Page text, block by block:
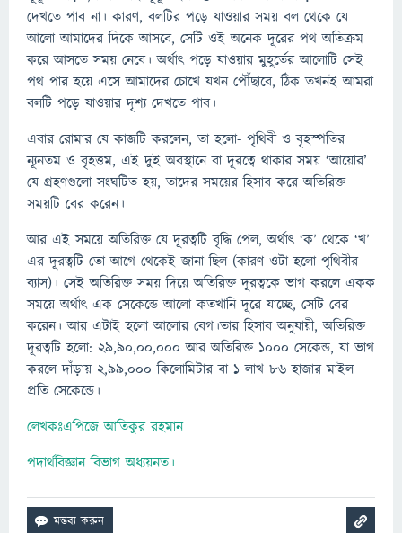
দেখতে পাব না। কারণ, বলটির পড়ে যাওয়ার সময় বল থেকে যে
আলো আমাদের দিকে আসবে, সেটি ওই অনেক দূরের পথ অতিক্রম
করে আসতে সময় নেবে। অর্থাৎ পড়ে যাওয়ার মুহূর্তের আলোটি সেই
পথ পার হয়ে এসে আমাদের চোখে যখন পৌঁছাবে, ঠিক তখনই আমরা
বলটি পড়ে যাওয়ার দৃশ্য দেখতে পাব।
এবার রোমার যে কাজটি করলেন, তা হলো- পৃথিবী ও বৃহস্পতির
ন্যূনতম ও বৃহত্তম, এই দুই অবস্থানে বা দূরত্বে থাকার সময় ‘আয়োর’
যে গ্রহণগুলো সংঘটিত হয়, তাদের সময়ের হিসাব করে অতিরিক্ত
সময়টি বের করেন।
আর এই সময়ে অতিরিক্ত যে দূরত্বটি বৃদ্ধি পেল, অর্থাৎ ‘ক’ থেকে ‘খ’
এর দূরত্বটি তো আগে থেকেই জানা ছিল (কারণ ওটা হলো পৃথিবীর
ব্যাস)। সেই অতিরিক্ত সময় দিয়ে অতিরিক্ত দূরত্বকে ভাগ করলে একক
সময়ে অর্থাৎ এক সেকেন্ডে আলো কতখানি দূরে যাচ্ছে, সেটি বের
করেন। আর এটাই হলো আলোর বেগ।তার হিসাব অনুযায়ী, অতিরিক্ত
দূরত্বটি হলো: ২৯,৯০,০০,০০০ আর অতিরিক্ত ১০০০ সেকেন্ড, যা ভাগ
করলে দাঁড়ায় ২,৯৯,০০০ কিলোমিটার বা ১ লাখ ৮৬ হাজার মাইল
প্রতি সেকেন্ডে।
লেখকঃএপিজে আতিকুর রহমান
পদার্থবিজ্ঞান বিভাগ অধ্যয়নত।